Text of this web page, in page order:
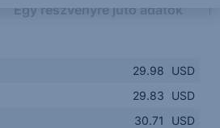
Egy részvényre jutó adatok
29.98
USD
29.83
USD
30.71
USD